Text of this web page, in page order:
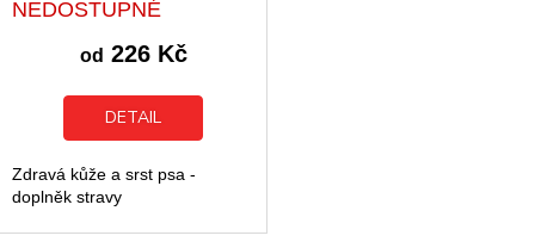
produktu
5,0
5
hvězdiček.
NEDOSTUPNÉ
od 226 Kč
DETAIL
Zdravá kůže a srst psa -
doplněk stravy